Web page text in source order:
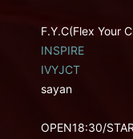
F.Y.C(Flex Your
INSPIRE
IVYJCT
sayan
OPEN18:30/